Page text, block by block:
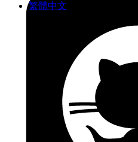
繁體中文